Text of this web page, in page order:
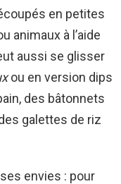
en petites
animaux à l’aide
aussi se glisser
ou en version dips
des bâtonnets
galettes de riz
envies : pour